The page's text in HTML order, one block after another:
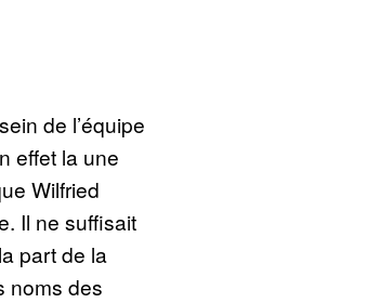
de l’équipe
effet la une
Wilfried
Il ne suffisait
part de la
noms des